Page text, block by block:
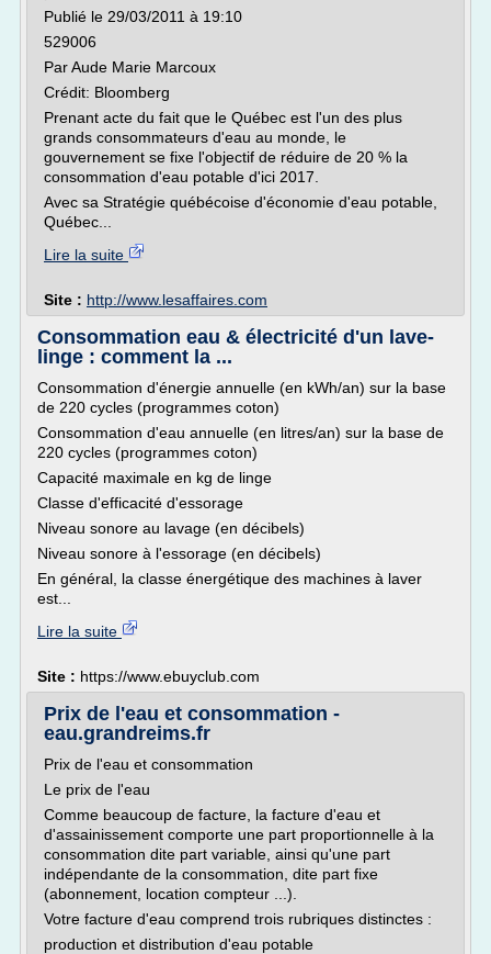
Publié le 29/03/2011 à 19:10
529006
Par Aude Marie Marcoux
Crédit: Bloomberg
Prenant acte du fait que le Québec est l'un des plus
grands consommateurs d'eau au monde, le
gouvernement se fixe l'objectif de réduire de 20 % la
consommation d'eau potable d'ici 2017.
Avec sa Stratégie québécoise d'économie d'eau potable,
Québec...
Lire la suite
Site : http://www.lesaffaires.com
Consommation eau & électricité d'un lave-
linge : comment la ...
Consommation d'énergie annuelle (en kWh/an) sur la base
de 220 cycles (programmes coton)
Consommation d'eau annuelle (en litres/an) sur la base de
220 cycles (programmes coton)
Capacité maximale en kg de linge
Classe d'efficacité d'essorage
Niveau sonore au lavage (en décibels)
Niveau sonore à l'essorage (en décibels)
En général, la classe énergétique des machines à laver
est...
Lire la suite
Site : https://www.ebuyclub.com
Prix de l'eau et consommation -
eau.grandreims.fr
Prix de l'eau et consommation
Le prix de l'eau
Comme beaucoup de facture, la facture d'eau et
d'assainissement comporte une part proportionnelle à la
consommation dite part variable, ainsi qu'une part
indépendante de la consommation, dite part fixe
(abonnement, location compteur ...).
Votre facture d'eau comprend trois rubriques distinctes :
production et distribution d'eau potable